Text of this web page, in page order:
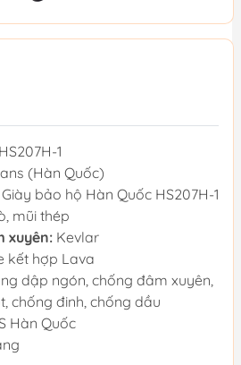
HS207H-1
(Hàn Quốc)
Giày bảo hộ Hàn Quốc HS207H-1
mũi thép
xuyên: Kevlar
kết hợp Lava
dập ngón, chống đâm xuyên,
chống đinh, chống dầu
Hàn Quốc